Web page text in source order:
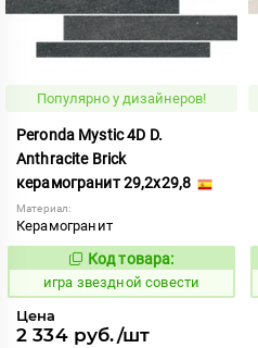
Популярно у дизайнеров!
Peronda Mystic 4D D.
Anthracite Brick
керамогранит 29,2x29,8
Материал:
Керамогранит
Код:
550523
Код товара:
игра звездной совести
Цена
2 334 руб./шт